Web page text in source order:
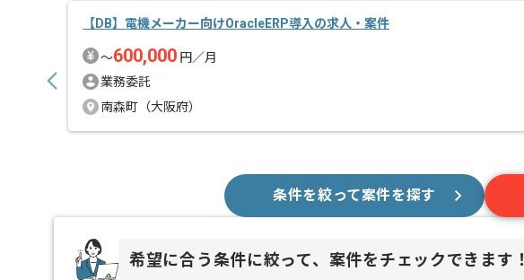
【DB】電機メーカー向けOracleERP導入の求人・案件
〜600,000 円／月
業務委託
南森町（大阪府）
条件を絞って案件を探す
希望に合う条件に絞って、案件をチェックできます！